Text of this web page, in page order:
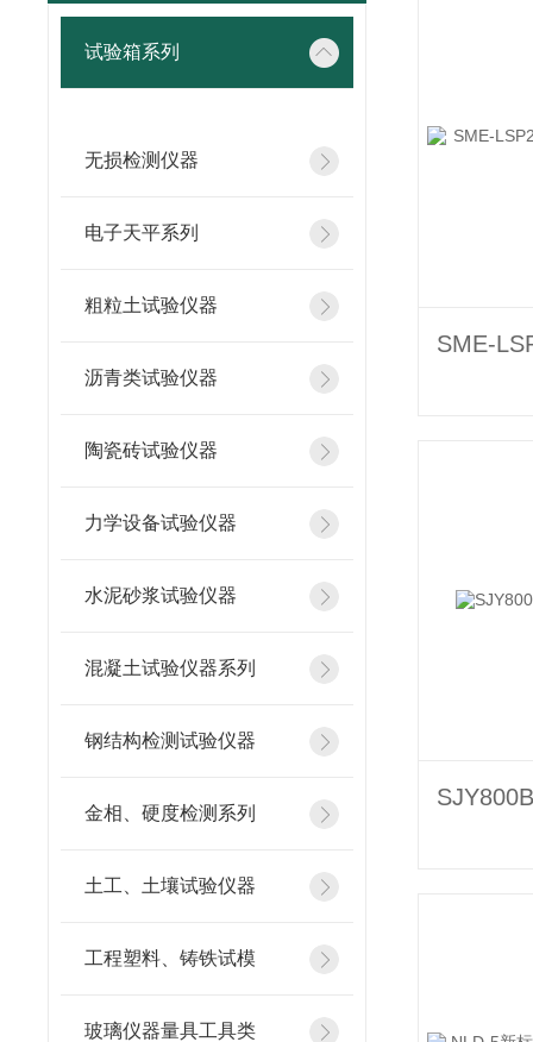
试验箱系列
无损检测仪器
电子天平系列
粗粒土试验仪器
沥青类试验仪器
陶瓷砖试验仪器
力学设备试验仪器
水泥砂浆试验仪器
混凝土试验仪器系列
钢结构检测试验仪器
金相、硬度检测系列
土工、土壤试验仪器
工程塑料、铸铁试模
玻璃仪器量具工具类